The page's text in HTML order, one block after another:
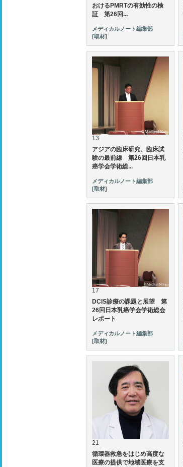
おけるPMRTの有効性の検
証 第26回...
メディカルノート編集部
[取材]
13
アジアの臨床研究、臨床試
験の最前線 第26回日本乳
癌学会学術総...
メディカルノート編集部
[取材]
17
DCIS診療の課題と展望 第
26回日本乳癌学会学術総会
レポート
メディカルノート編集部
[取材]
21
循環器救急をはじめ高度な
医療の提供で地域医療を支